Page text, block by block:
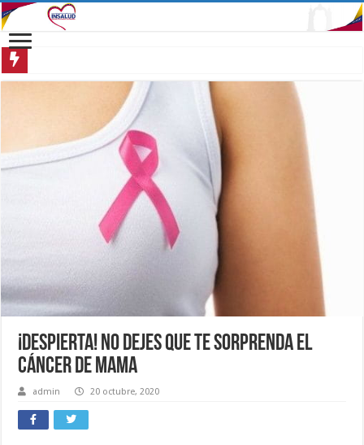
¡Despierta! No dejes que te sorprenda el
cáncer de mama
admin 20 octubre, 2020